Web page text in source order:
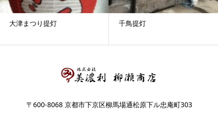
大津まつり提灯 千鳥提灯
〒600-8068 京都市下京区柳馬場通松原下ル忠庵町303